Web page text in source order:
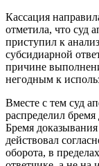
Кассация
отметила, что суд
приступил к
субсидиарной
причине
негодным к
Вместе с тем суд
распределил
Бремя доказывания
действовал
оборота, в